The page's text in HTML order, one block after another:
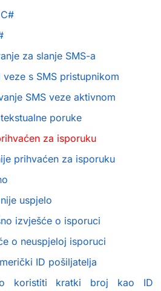
za slanje SMS-a
s SMS pristupnikom
SMS veze aktivnom
poruke
za isporuku
prihvaćen za isporuku
uspjelo
izvješće o isporuci
o neuspjeloj isporuci
ID pošiljatelja
koristiti kratki broj kao ID